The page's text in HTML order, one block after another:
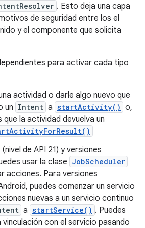
. Esto deja una capa
de seguridad entre los el
y el componente que solicita
para activar cada tipo
actividad o darle algo nuevo que
un Intent a startActivity() o,
que la actividad devuelva un
de API 21) y versiones
usar la clase JobScheduler
acciones. Para versiones
puedes comenzar un servicio
nuevas a un servicio continuo
a startService() . Puedes
con el servicio pasando